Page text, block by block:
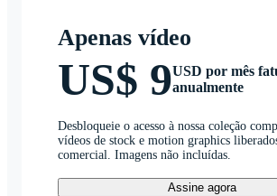
Apenas vídeo
US$ 9USD por mês
anualmente
Desbloqueie o acesso à nossa coleção
vídeos de stock e motion graphics
comercial. Imagens não incluídas.
Assine agora